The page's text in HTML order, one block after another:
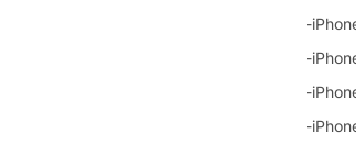
-
-
-
-